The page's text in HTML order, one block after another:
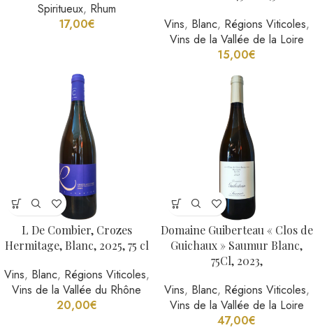
Spiritueux, Rhum
17,00€ Vins, Blanc, Régions Viticoles,
Vins de la Vallée de la Loire
15,00€
L De Combier, Crozes
Hermitage, Blanc, 2025, 75 cl
Vins, Blanc, Régions Viticoles,
Vins de la Vallée du Rhône
20,00€
Domaine Guiberteau « Clos de
Guichaux » Saumur Blanc,
75Cl, 2023,
Vins, Blanc, Régions Viticoles,
Vins de la Vallée de la Loire
47,00€